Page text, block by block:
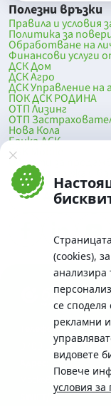
(cookies),
анализира
се
рекламни
видовете
Повече
условия за
Полезни връзки
Правила и условия
Политика за
Обработване на
Финансови услуги
ДСК Дом
ДСК Агро
ДСК Управление на
ПОК ДСК РОДИНА
ОТП Лизинг
ОТП
Нова Кола
Банка ДСК
DSK Mobile
Оферти за
Клонова мрежа и
До
Телефон:
0700 10 375 / *2375
Московска No.19 /
SWIFT/BIC: